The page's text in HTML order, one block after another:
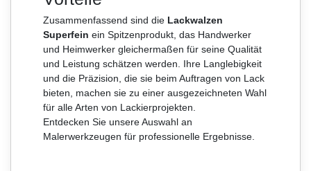
Zusammenfassend sind die Lackwalzen
Superfein ein Spitzenprodukt, das Handwerker
und Heimwerker gleichermaßen für seine Qualität
und Leistung schätzen werden. Ihre Langlebigkeit
und die Präzision, die sie beim Auftragen von Lack
bieten, machen sie zu einer ausgezeichneten Wahl
für alle Arten von Lackierprojekten.
Entdecken Sie unsere Auswahl an
Malerwerkzeugen für professionelle Ergebnisse.